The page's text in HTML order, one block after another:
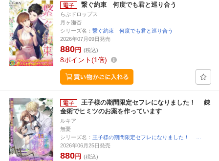
繋ぐ約束 何度でも君と巡り合う
らぶドロップス
月ヶ瀬杏
シリーズ名： 繋ぐ約束 何度でも君と巡り合う
2026年07月09日発売
880円 (税込)
8ポイント 1倍
王子様の期間限定セフレになりました！ 錬
金術でヒミツのお薬を作っています
ルキア
無憂
シリーズ名： 王子様の期間限定セフレになりました！ …
2026年06月25日発売
880円 (税込)